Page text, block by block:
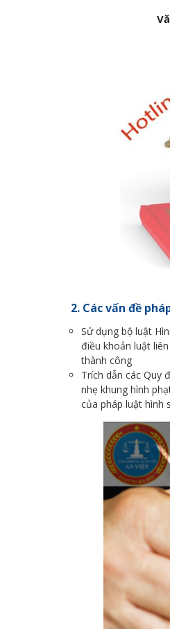
2. Các vấn đề
Sử dụng bộ luật
điều khoản luật
thành công
Trích dẫn các Quy
nhẹ khung hình
của pháp luật hình